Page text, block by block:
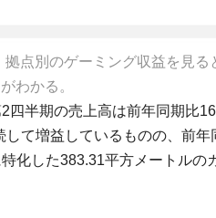
拠点別のゲーミング収益を見
わかる。
四半期の売上高は前年同期比
て増益しているものの、前
化した383.31平方メートルの